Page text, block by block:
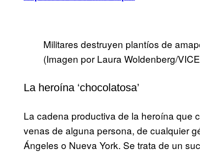
Militares destruyen plantíos de
(Imagen por Laura Woldenberg/
La heroína ‘chocolatosa’
La cadena productiva de la heroína que
venas de alguna persona, de cualquier
Ángeles o Nueva York. Se trata de un